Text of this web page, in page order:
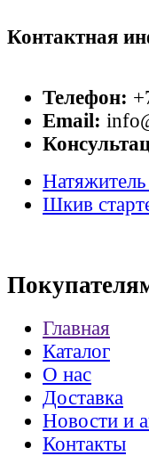
Контактная
Телефон:
Email:
Шкив
Главная
Каталог
О нас
Доставка
Новости и
Контакты